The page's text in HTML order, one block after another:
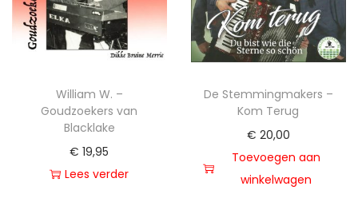
William W. –
Goudzoekers van
Blacklake
€ 19,95
Lees verder
De Stemmingmakers –
Kom Terug
€ 20,00
Toevoegen aan
winkelwagen